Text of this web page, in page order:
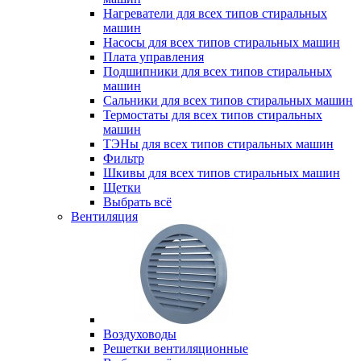
Нагреватели для всех типов стиральных
машин
Насосы для всех типов стиральных машин
Плата управления
Подшипники для всех типов стиральных
машин
Сальники для всех типов стиральных машин
Термостаты для всех типов стиральных
машин
ТЭНы для всех типов стиральных машин
Фильтр
Шкивы для всех типов стиральных машин
Щетки
Выбрать всё
Вентиляция
Воздуховоды
Решетки вентиляционные